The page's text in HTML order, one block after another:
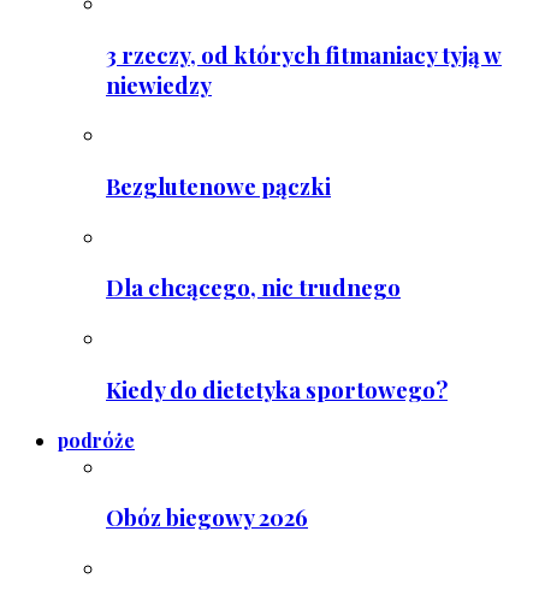
3 rzeczy, od których fitmaniacy tyją w
niewiedzy
Bezglutenowe pączki
Dla chcącego, nic trudnego
Kiedy do dietetyka sportowego?
podróże
Obóz biegowy 2026